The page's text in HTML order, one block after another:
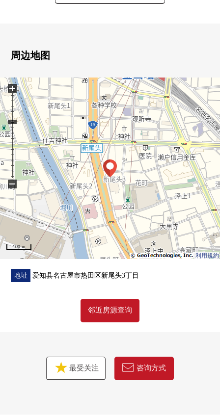
・ 房型4LDK
▼周边环境
・ 到高藏小学约280m
・ 在泽上到中学约500m
■ 在找想要的家方面给予帮助的━━━━━・・・
房源的详细、需讨论是如有意向，请跟我们联系。
周边地图
利用規約
100 m
+
−
地址 爱知县名古屋市热田区新尾头3丁目
邻近房源查询
最受关注 咨询方式